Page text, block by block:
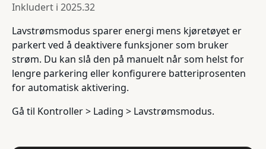
Inkludert i 2025.32
Lavstrømsmodus sparer energi mens kjøretøyet er
parkert ved å deaktivere funksjoner som bruker
strøm. Du kan slå den på manuelt når som helst for
lengre parkering eller konfigurere batteriprosenten
for automatisk aktivering.
Gå til Kontroller > Lading > Lavstrømsmodus.